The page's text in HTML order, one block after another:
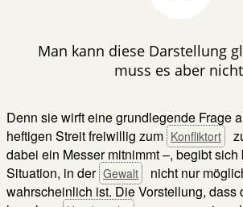
Man kann diese Darstellung
muss es aber
Denn sie wirft eine grundlegende Frage
heftigen Streit freiwillig zum Konfliktort
dabei ein Messer mitnimmt –, begibt
Situation, in der Gewalt
nicht nur
wahrscheinlich ist. Die Vorstellung,